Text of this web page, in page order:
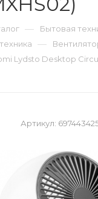
— Бытовая
—
Lydsto Desktop
Артикул: